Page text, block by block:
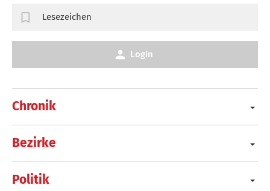
Chronik
Bezirke
Politik
Lesezeichen
Login